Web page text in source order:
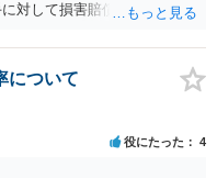
対して損害賠償請求する際
等を確認してみて下さい。
ら付いていたということが
について
役にたった 4